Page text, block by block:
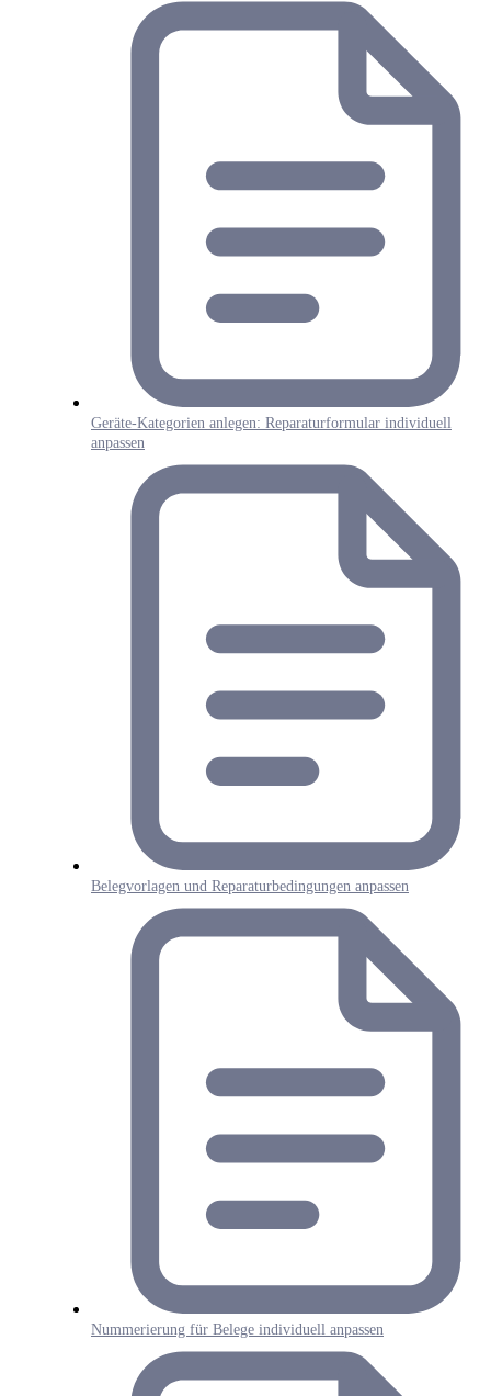
Geräte-Kategorien anlegen: Reparaturformular individuell
anpassen
Belegvorlagen und Reparaturbedingungen anpassen
Nummerierung für Belege individuell anpassen